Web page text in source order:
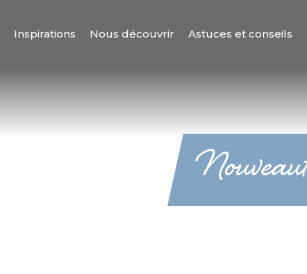
Inspirations Nous découvrir Astuces et conseils